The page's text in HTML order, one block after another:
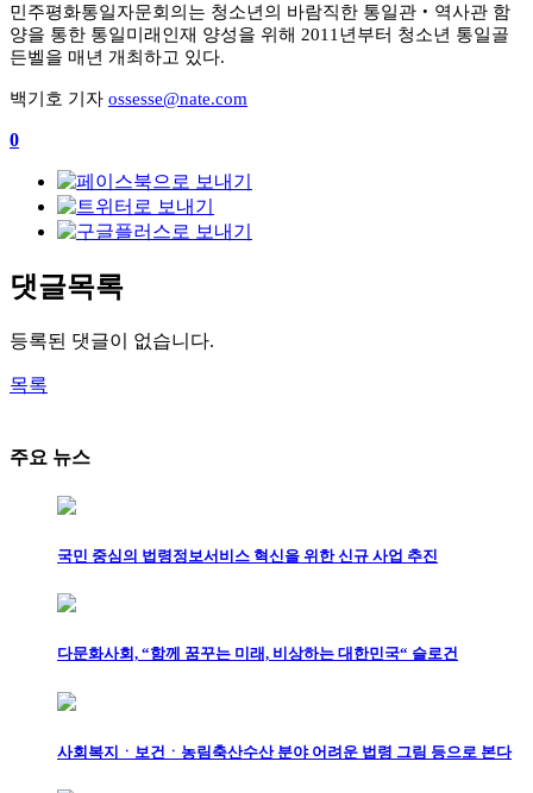
민주평화통일자문회의는 청소년의 바람직한 통일관 ‧ 역사관 함
양을 통한 통일미래인재 양성을 위해 2011 년부터 청소년 통일골
든벨을 매년 개최하고 있다.
백기호 기자 ossesse@nate.com
0
댓글목록
등록된 댓글이 없습니다.
목록
주요 뉴스
국민 중심의 법령정보서비스 혁신을 위한 신규 사업 추진
다문화사회, “함께 꿈꾸는 미래, 비상하는 대한민국“ 슬로건
사회복지ㆍ보건ㆍ농림축산수산 분야 어려운 법령 그림 등으로 본다